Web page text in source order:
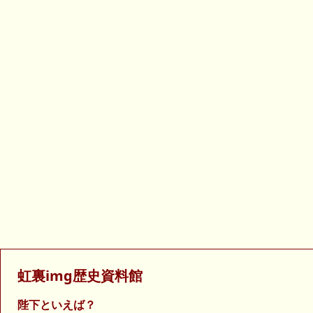
虹裏img歴史資料館
陛下といえば？